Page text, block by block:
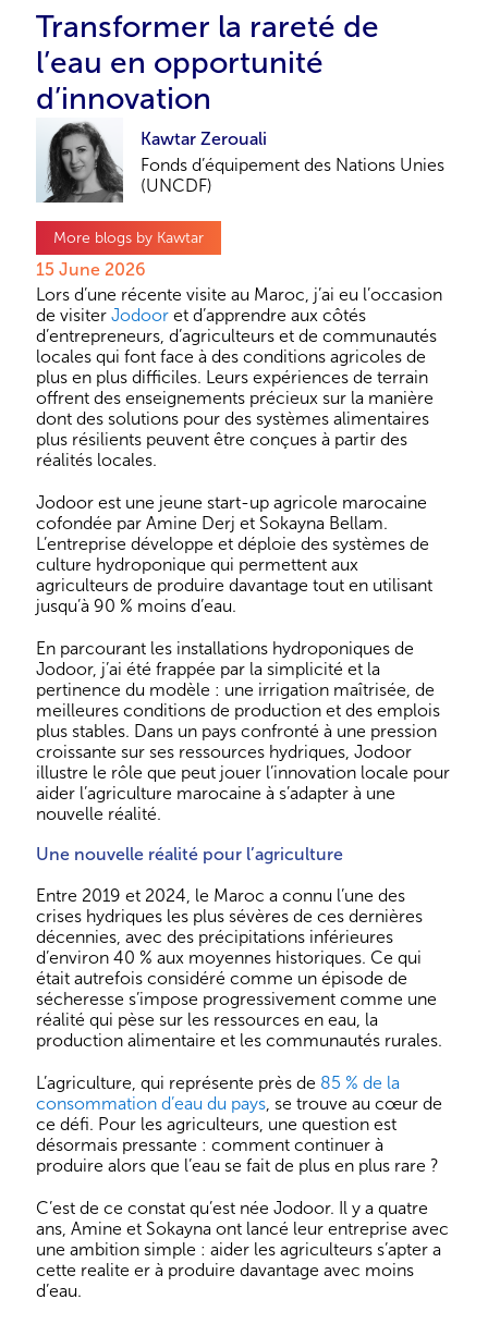
Transformer la rareté de
l’eau en opportunité
d’innovation
Kawtar Zerouali
Fonds d’équipement des Nations Unies
(UNCDF)
More blogs by Kawtar
15 June 2026
Lors d’une récente visite au Maroc, j’ai eu l’occasion
de visiter Jodoor et d’apprendre aux côtés
d’entrepreneurs, d’agriculteurs et de communautés
locales qui font face à des conditions agricoles de
plus en plus difficiles. Leurs expériences de terrain
offrent des enseignements précieux sur la manière
dont des solutions pour des systèmes alimentaires
plus résilients peuvent être conçues à partir des
réalités locales.
Jodoor est une jeune start-up agricole marocaine
cofondée par Amine Derj et Sokayna Bellam.
L’entreprise développe et déploie des systèmes de
culture hydroponique qui permettent aux
agriculteurs de produire davantage tout en utilisant
jusqu’à 90 % moins d’eau.
En parcourant les installations hydroponiques de
Jodoor, j’ai été frappée par la simplicité et la
pertinence du modèle : une irrigation maîtrisée, de
meilleures conditions de production et des emplois
plus stables. Dans un pays confronté à une pression
croissante sur ses ressources hydriques, Jodoor
illustre le rôle que peut jouer l’innovation locale pour
aider l’agriculture marocaine à s’adapter à une
nouvelle réalité.
Une nouvelle réalité pour l’agriculture
Entre 2019 et 2024, le Maroc a connu l’une des
crises hydriques les plus sévères de ces dernières
décennies, avec des précipitations inférieures
d’environ 40 % aux moyennes historiques. Ce qui
était autrefois considéré comme un épisode de
sécheresse s’impose progressivement comme une
réalité qui pèse sur les ressources en eau, la
production alimentaire et les communautés rurales.
L’agriculture, qui représente près de 85 % de la
consommation d’eau du pays , se trouve au cœur de
ce défi. Pour les agriculteurs, une question est
désormais pressante : comment continuer à
produire alors que l’eau se fait de plus en plus rare ?
C’est de ce constat qu’est née Jodoor. Il y a quatre
ans, Amine et Sokayna ont lancé leur entreprise avec
une ambition simple : aider les agriculteurs s’apter a
cette realite er à produire davantage avec moins
d’eau.